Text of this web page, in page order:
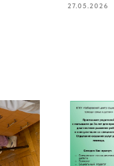
27.05.2026